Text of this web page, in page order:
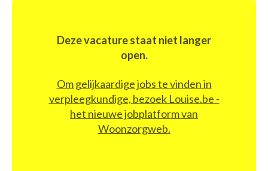
Deze vacature staat niet langer
open.
Om gelijkaardige jobs te vinden in
verpleegkundige, bezoek Louise.be -
het nieuwe jobplatform van
Woonzorgweb.